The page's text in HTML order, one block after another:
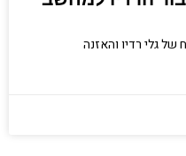
של גלי רדיו והאזנה